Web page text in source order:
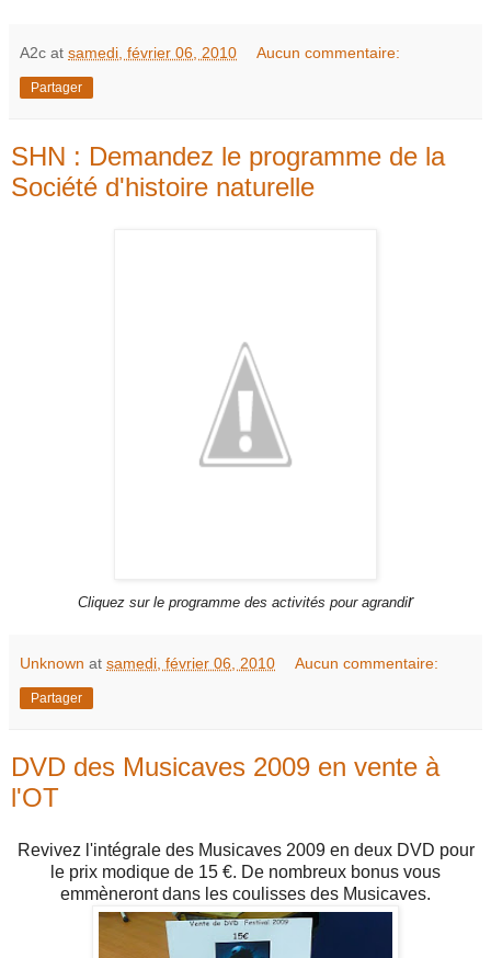
A2c at samedi, février 06, 2010 Aucun commentaire:
Partager
SHN : Demandez le programme de la
Société d'histoire naturelle
Cliquez sur le programme des activités pour agrandir
Unknown at samedi, février 06, 2010 Aucun commentaire:
Partager
DVD des Musicaves 2009 en vente à
l'OT
Revivez l'intégrale des Musicaves 2009 en deux DVD pour
le prix modique de 15 €. De nombreux bonus vous
emmèneront dans les coulisses des Musicaves.